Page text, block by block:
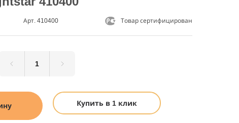
Арт. 410400 Товар сертифицирован
Купить в 1 клик